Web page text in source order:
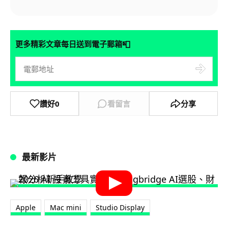
更多精彩文章每日送到電子郵箱📮
讚好0 看留言 分享
最新影片
Apple Mac mini Studio Display